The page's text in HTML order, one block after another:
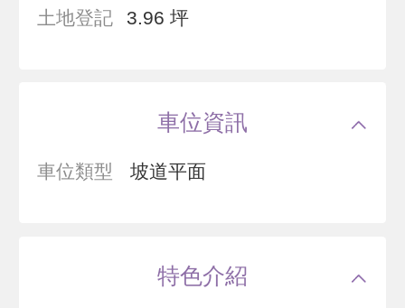
土地登記 3.96 坪
車位資訊
車位類型 坡道平面
特色介紹